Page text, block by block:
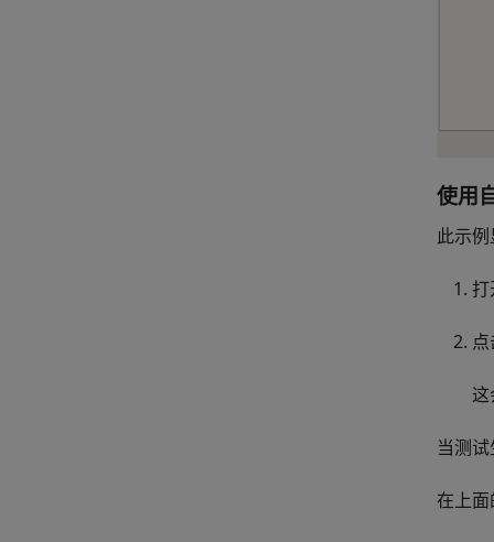
使用
此示
这
当测
在上